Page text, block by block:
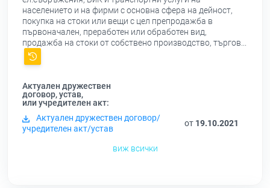
населението и на фирми с основна сфера на дейност,
покупка на стоки или вещи с цел препродажба в
първоначален, преработен или обработен вид,
продажба на стоки от собствено производство, търгов...
Актуален дружествен
договор, устав,
или учредителен акт:
Актуален дружествен договор/
учредителен акт/устав
от 19.10.2021
виж всички